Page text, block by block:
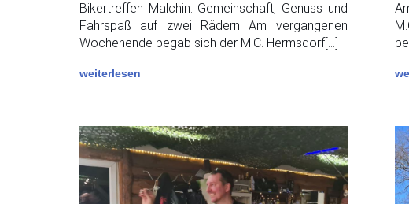
Bikertreffen Malchin: Gemeinschaft, Genuss und
Fahrspaß auf zwei Rädern Am vergangenen
Wochenende begab sich der M.C. Hermsdorf[…]
weiterlesen